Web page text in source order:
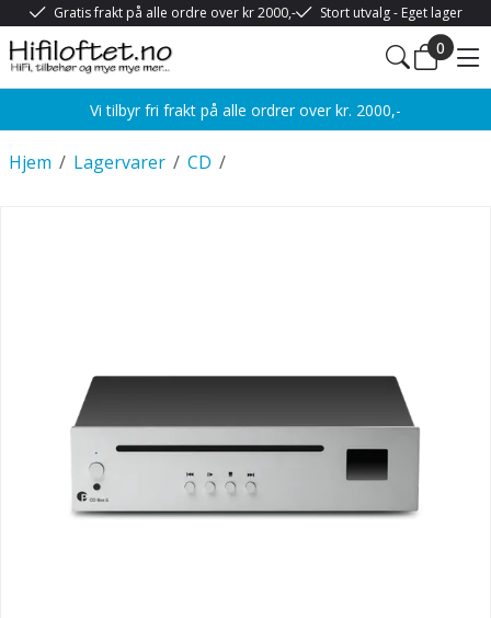
Gratis frakt på alle ordre over kr 2000,- Stort utvalg - Eget lager
0
Vi tilbyr fri frakt på alle ordrer over kr. 2000,-
/
Hjem /
Lagervarer /
CD